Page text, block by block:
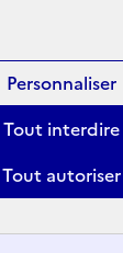
Tout autoriser
Tout interdire
Personnaliser
Facebook
via X
Partager